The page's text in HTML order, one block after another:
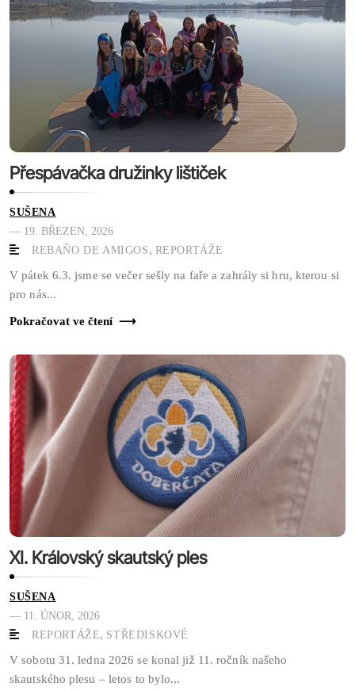
Přespávačka družinky lištiček
SUŠENA
— 19. BŘEZEN, 2026
REBAÑO DE AMIGOS , REPORTÁŽE
V pátek 6.3. jsme se večer sešly na faře a zahrály si hru, kterou si
pro nás...
Pokračovat ve čtení
XI. Královský skautský ples
SUŠENA
— 11. ÚNOR, 2026
REPORTÁŽE, STŘEDISKOVÉ
V sobotu 31. ledna 2026 se konal již 11. ročník našeho
skautského plesu – letos to bylo...